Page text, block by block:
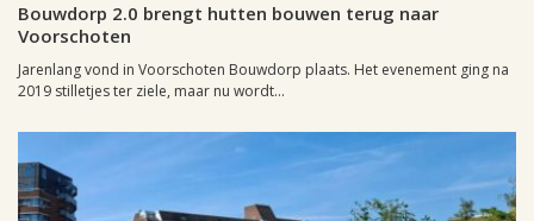
Bouwdorp 2.0 brengt hutten bouwen terug naar
Voorschoten
Jarenlang vond in Voorschoten Bouwdorp plaats. Het evenement ging na
2019 stilletjes ter ziele, maar nu wordt...